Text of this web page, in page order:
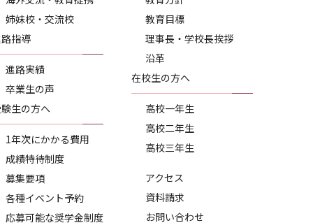
姉妹校・交流校
指導
進路実績
卒業生の声
生の方へ
1年次にかかる費用
成績特待制度
募集要項
各種イベント予約
応募可能な奨学金制度
教育目標
理事長・学校長挨拶
沿革
在校生の方へ
高校一年生
高校二年生
高校三年生
アクセス
資料請求
お問い合わせ